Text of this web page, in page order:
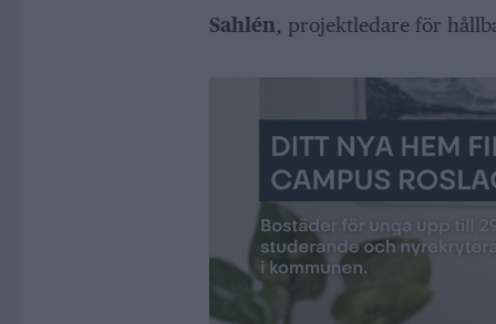
Sahlén, projektledare för